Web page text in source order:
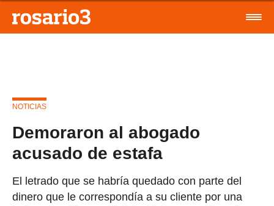
NOTICIAS
Demoraron al abogado
acusado de estafa
El letrado que se habría quedado con parte del
dinero que le correspondía a su cliente por una